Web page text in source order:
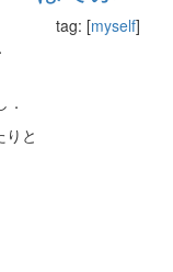
tag: [myself]
と